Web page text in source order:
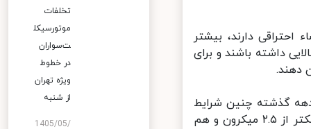
از ۲.۵ میکرون که منشاء احتراقی دارند، بیشتر
داشته باشند و برای
گذشته چنین شرایط
خطرناکی را تجربه نکرده بود اما در روزهای اخیر هم آلاینده ذرات معلق کوچکتر از ۲.۵ میکرون و هم
تخلفات
موتورسیکل
ت‌سواران
در خطوط
ویژه تهران
از شنبه
1405/05/